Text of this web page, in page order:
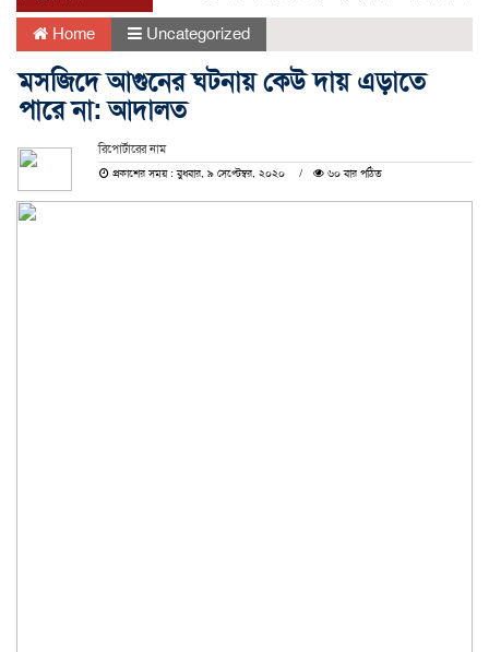
Home Uncategorized
মসজিদে আগুনের ঘটনায় কেউ দায় এড়াতে
পারে না: আদালত
রিপোর্টারের নাম
প্রকাশের সময় : বুধবার, ৯ সেপ্টেম্বর, ২০২০
৬০ বার পঠিত